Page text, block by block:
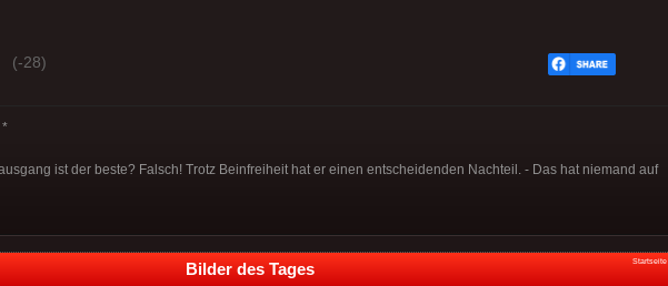
(-28)
ist der beste? Falsch! Trotz Beinfreiheit hat er einen entscheidenden Nachteil. - Das hat niemand auf
Bilder des Tages Startseite